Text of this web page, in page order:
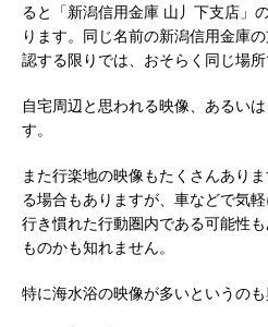
ると「新潟信用金庫 山丿下支店」
ります。同じ名前の新潟信用金庫
認する限りでは、おそらく同じ場所
自宅周辺と思われる映像、あるい
す。
また行楽地の映像もたくさんあり
る場合もありますが、車などで気
行き慣れた行動圏内である可能性
ものかも知れません。
特に海水浴の映像が多いというのも